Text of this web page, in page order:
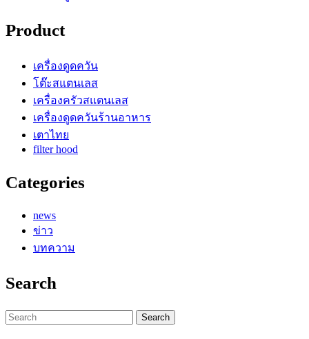
Product
เครื่องดูดควัน
โต๊ะสแตนเลส
เครื่องครัวสแตนเลส
เครื่องดูดควันร้านอาหาร
เตาไทย
filter hood
Categories
news
ข่าว
บทความ
Search
Search
for: